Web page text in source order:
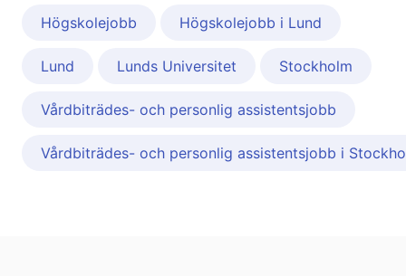
Högskolejobb Högskolejobb i Lund
Lund Lunds Universitet Stockholm
Vårdbiträdes- och personlig assistentsjobb
Vårdbiträdes- och personlig assistentsjobb i